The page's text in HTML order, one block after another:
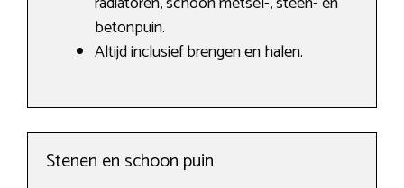
betonpuin.
Altijd inclusief brengen en halen.
Stenen en schoon puin